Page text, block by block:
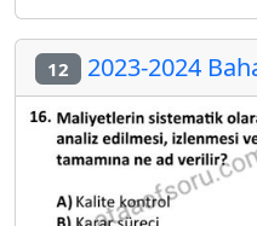
12 2023-2024